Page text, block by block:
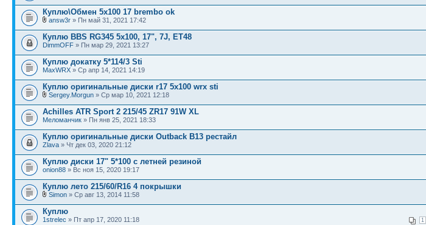
Куплю\Обмен 5x100 17 brembo ok
answ3r » Пн май 31, 2021 17:42
Куплю BBS RG345 5x100, 17", 7J, ЕТ48
DimmOFF » Пн мар 29, 2021 13:27
Куплю докатку 5*114/3 Sti
MaxWRX » Ср апр 14, 2021 14:19
Куплю оригинальные диски r17 5х100 wrx sti
Sergey.Morgun » Ср мар 10, 2021 12:18
Achilles ATR Sport 2 215/45 ZR17 91W XL
Меломанчик » Пн янв 25, 2021 18:33
Куплю оригинальные диски Outback B13 рестайл
Zlava » Чт дек 03, 2020 21:12
Куплю диски 17" 5*100 с летней резиной
onion88 » Вс ноя 15, 2020 19:17
Куплю лето 215/60/R16 4 покрышки
Simon » Ср авг 13, 2014 11:58
Куплю
1
1strelec » Пт апр 17, 2020 11:18